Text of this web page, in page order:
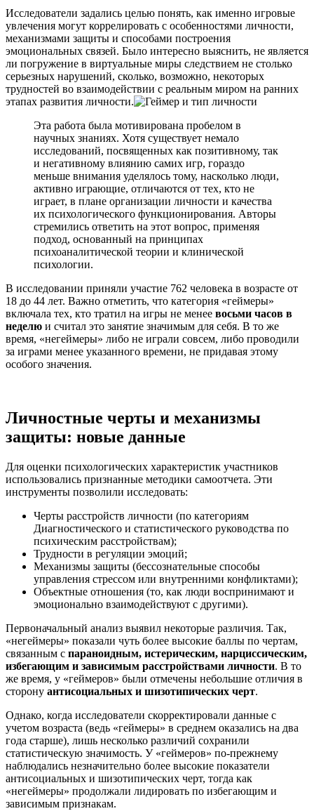
Исследователи задались целью понять, как именно игровые
увлечения могут коррелировать с особенностями личности,
механизмами защиты и способами построения
эмоциональных связей. Было интересно выяснить, не является
ли погружение в виртуальные миры следствием не столько
серьезных нарушений, сколько, возможно, некоторых
трудностей во взаимодействии с реальным миром на ранних
этапах развития личности.
Эта работа была мотивирована пробелом в
научных знаниях. Хотя существует немало
исследований, посвященных как позитивному, так
и негативному влиянию самих игр, гораздо
меньше внимания уделялось тому, насколько люди,
активно играющие, отличаются от тех, кто не
играет, в плане организации личности и качества
их психологического функционирования. Авторы
стремились ответить на этот вопрос, применяя
подход, основанный на принципах
психоаналитической теории и клинической
психологии.
В исследовании приняли участие 762 человека в возрасте от
18 до 44 лет. Важно отметить, что категория «геймеры»
включала тех, кто тратил на игры не менее восьми часов в
неделю и считал это занятие значимым для себя. В то же
время, «негеймеры» либо не играли совсем, либо проводили
за играми менее указанного времени, не придавая этому
особого значения.
Личностные черты и механизмы
защиты: новые данные
Для оценки психологических характеристик участников
использовались признанные методики самоотчета. Эти
инструменты позволили исследовать:
Черты расстройств личности (по категориям
Диагностического и статистического руководства по
психическим расстройствам);
Трудности в регуляции эмоций;
Механизмы защиты (бессознательные способы
управления стрессом или внутренними конфликтами);
Объектные отношения (то, как люди воспринимают и
эмоционально взаимодействуют с другими).
Первоначальный анализ выявил некоторые различия. Так,
«негеймеры» показали чуть более высокие баллы по чертам,
связанным с параноидным, истерическим, нарциссическим,
избегающим и зависимым расстройствами личности. В то
же время, у «геймеров» были отмечены небольшие отличия в
сторону антисоциальных и шизотипических черт.
Однако, когда исследователи скорректировали данные с
учетом возраста (ведь «геймеры» в среднем оказались на два
года старше), лишь несколько различий сохранили
статистическую значимость. У «геймеров» по-прежнему
наблюдались незначительно более высокие показатели
антисоциальных и шизотипических черт, тогда как
«негеймеры» продолжали лидировать по избегающим и
зависимым признакам.